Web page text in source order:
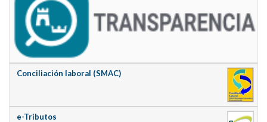
Conciliación laboral (SMAC)
e-Tributos